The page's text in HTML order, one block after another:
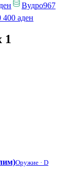
Вудро967
400 аден
1
Оружие · D